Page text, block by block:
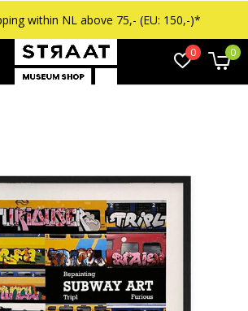
0 0
Free returns within 14 days